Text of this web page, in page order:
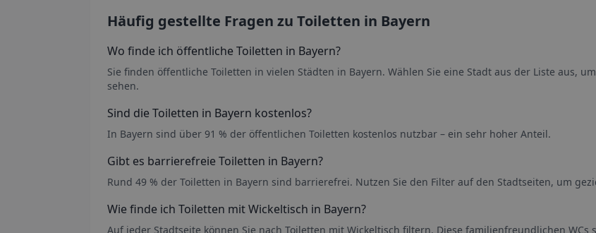
Häufig gestellte Fragen zu Toiletten in Bayern
Wo finde ich öffentliche Toiletten in Bayern?
Sie finden öffentliche Toiletten in vielen Städten in Bayern. Wählen Sie eine Stadt aus der Liste aus,
sehen.
Sind die Toiletten in Bayern kostenlos?
In Bayern sind über 91 % der öffentlichen Toiletten kostenlos nutzbar – ein sehr hoher Anteil.
Gibt es barrierefreie Toiletten in Bayern?
Rund 49 % der Toiletten in Bayern sind barrierefrei. Nutzen Sie den Filter auf den Stadtseiten, um
Wie finde ich Toiletten mit Wickeltisch in Bayern?
Auf jeder Stadtseite können Sie nach Toiletten mit Wickeltisch filtern. Diese familienfreundlichen